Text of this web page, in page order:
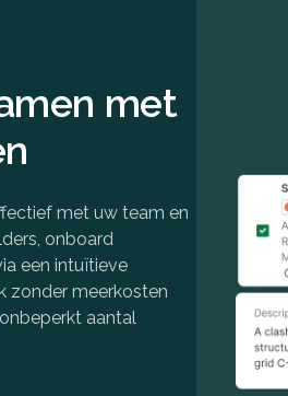
met
met uw team en
onboard
een intuïtieve
zonder meerkosten
aantal